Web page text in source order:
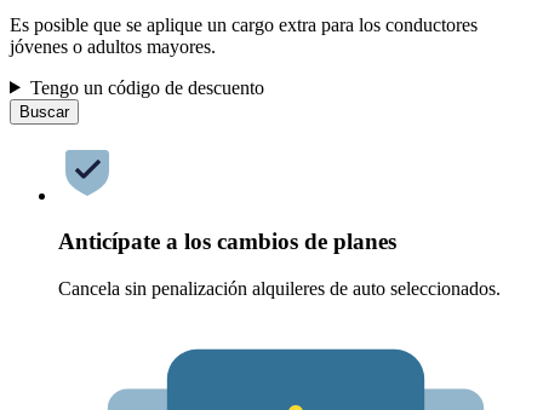
Es posible que se aplique un cargo extra para los conductores
jóvenes o adultos mayores.
Tengo un código de descuento
Buscar
Anticípate a los cambios de planes
Cancela sin penalización alquileres de auto seleccionados.